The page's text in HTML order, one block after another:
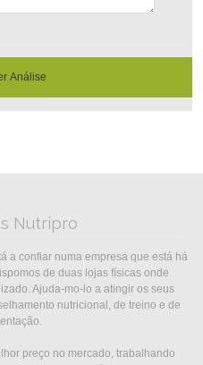
Análise
Nutripro
a confiar numa empresa que está há
de duas lojas físicas onde
Ajuda-mo-lo a atingir os seus
nutricional, de treino e de
preço no mercado, trabalhando